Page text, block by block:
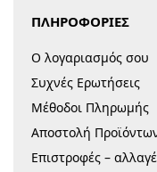
ΠΛΗΡΟΦΟΡΙΕΣ
Ο λογαριασμός σου
Συχνές Ερωτήσεις
Μέθοδοι Πληρωμής
Αποστολή
Επιστροφές –